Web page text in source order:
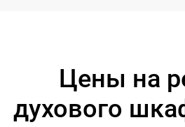
Цены на
духового